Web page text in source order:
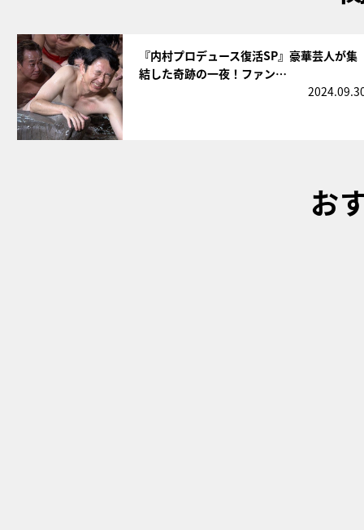
『内村プロデュース復活SP』豪華芸人が集
結した奇跡の一夜！ファン…
お